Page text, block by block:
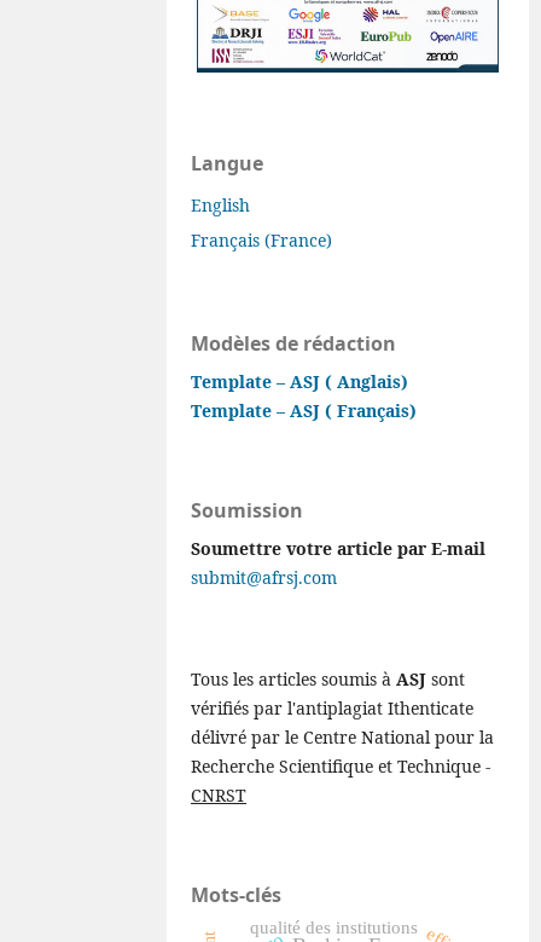
Langue
English
Français (France)
Modèles de rédaction
Template – ASJ ( Anglais)
Template – ASJ ( Français)
Soumission
Soumettre votre article par E-mail
submit@afrsj.com
Tous les articles soumis àASJ sont
vérifiés par l'antiplagiat Ithenticate
délivré par le Centre National pour la
Recherche Scientifique et Technique -
CNRST
Mots-clés
qualité des institutions